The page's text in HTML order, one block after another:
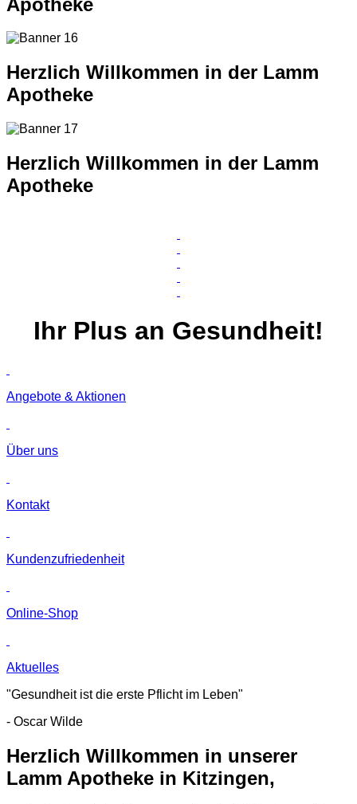
Herzlich Willkommen in der Lamm
Apotheke
Herzlich Willkommen in der Lamm
Apotheke
Ihr Plus an Gesundheit!
Angebote & Aktionen
Über uns
Kontakt
Kunden­zufriedenheit
Online-Shop
Aktuelles
"Gesundheit ist die erste Pflicht im Leben"
- Oscar Wilde
Herzlich Willkommen in unserer
Lamm Apotheke in Kitzingen,